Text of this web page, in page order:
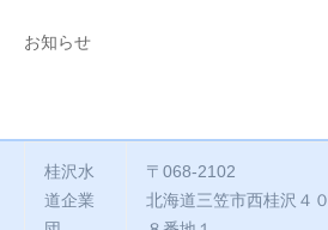
お知らせ
桂沢水
道企業
〒068-2102
北海道三笠市西桂沢４０